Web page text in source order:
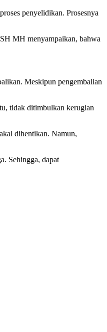
penyelidikan. Prosesnya
MH menyampaikan, bahwa
Meskipun pengembalian
tidak ditimbulkan kerugian
dihentikan. Namun,
Sehingga, dapat